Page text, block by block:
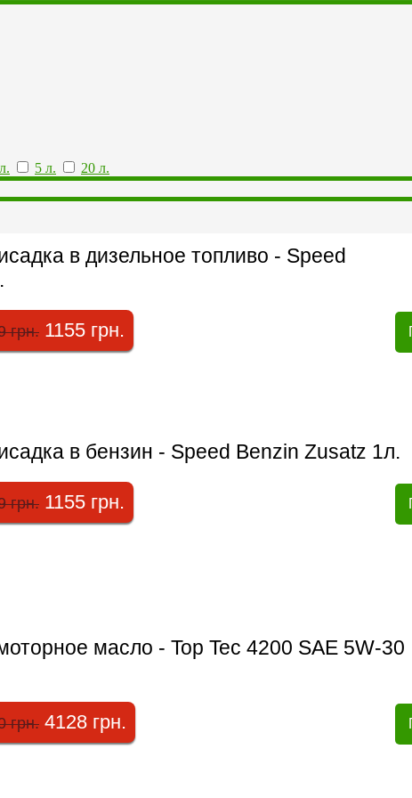
5 л. 20 л.
в дизельное топливо - Speed
грн. 1155 грн.
в бензин - Speed Benzin Zusatz 1л.
грн. 1155 грн.
масло - Top Tec 4200 SAE 5W-30
грн. 4128 грн.